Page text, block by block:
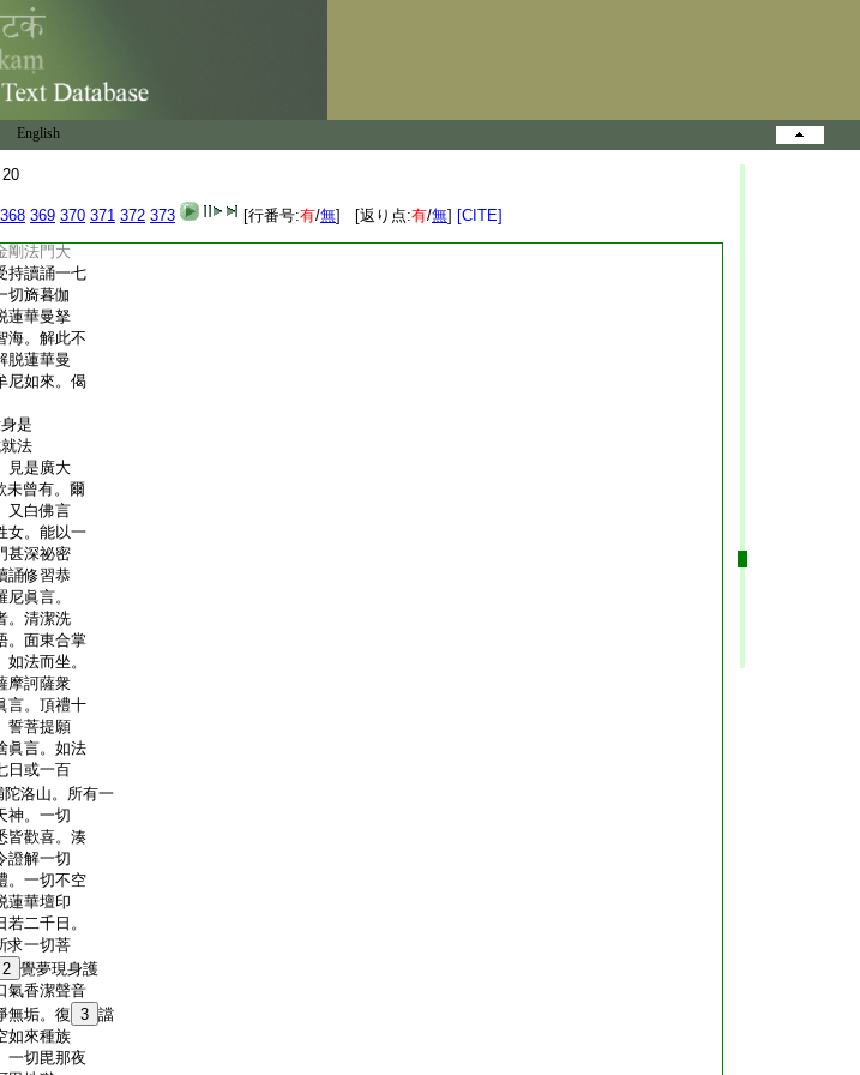
English
368 369 370 371 372 373 [行番号:有/無] [返り点:有/無] [CITE]
菩薩摩訶
最上不空
斯眞言三
所合掌恭
尼眞言。廣
切文字祕
言明神一
相。於虚
。此不空
苾芻苾芻
剛法門大
持讀誦一七
切旖暮伽
蓮華曼拏
海。解此不
脱蓮華曼
尼如來。偈
是
法
見是廣大
未曾有。爾
又白佛言
女。能以一
甚深祕密
誦修習恭
眞言。
。清潔洗
。面東合掌
法而坐。
摩訶薩衆
言。頂禮十
誓菩提願
眞言。如法
日或一百
洛山。所有一
神。一切
皆歡喜。湊
證解一切
。一切不空
蓮華壇印
二千日。
求一切菩
2 覺夢現身護
氣香潔聲音
無垢。復 3 譡
如來種族
一切毘那夜